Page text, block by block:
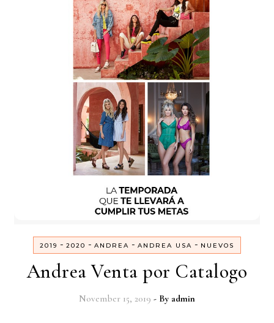
2019 - 2020 - ANDREA - ANDREA USA - NUEVOS
Andrea Venta por Catalogo
November 15, 2019 - By admin